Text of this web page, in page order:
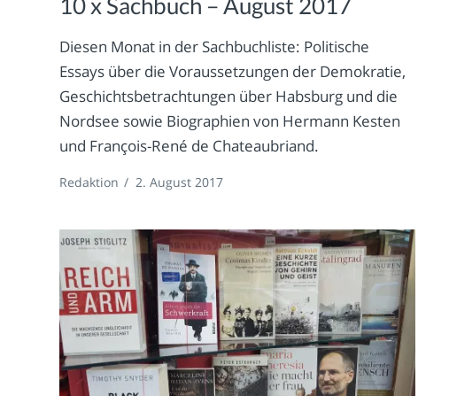
Diesen Monat in der Sachbuchliste: Politische
Essays über die Voraussetzungen der Demokratie,
Geschichtsbetrachtungen über Habsburg und die
Nordsee sowie Biographien von Hermann Kesten
und François-René de Chateaubriand.
Redaktion / 2. August 2017